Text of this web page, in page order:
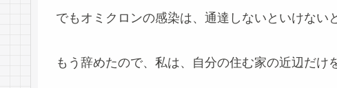
でもオミクロンの感染は、通達しないといけない
もう辞めたので、私は、自分の住む家の近辺だけ